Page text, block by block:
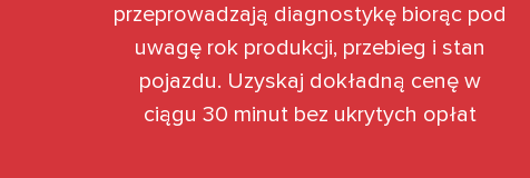
przeprowadzają diagnostykę biorąc pod
uwagę rok produkcji, przebieg i stan
pojazdu. Uzyskaj dokładną cenę w
ciągu 30 minut bez ukrytych opłat